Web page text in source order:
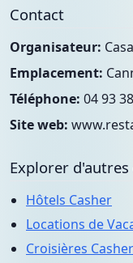
Contact
Organisateur:
Emplacement:
Téléphone: 04 93
Site web:
Explorer
Hôtels Casher
Locations de
Croisières Casher